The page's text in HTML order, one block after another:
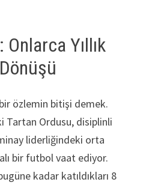
Yıllık
özlemin bitişi demek.
Tartan Ordusu, disiplinli
liderliğindeki orta
bir futbol vaat ediyor.
kadar katıldıkları 8